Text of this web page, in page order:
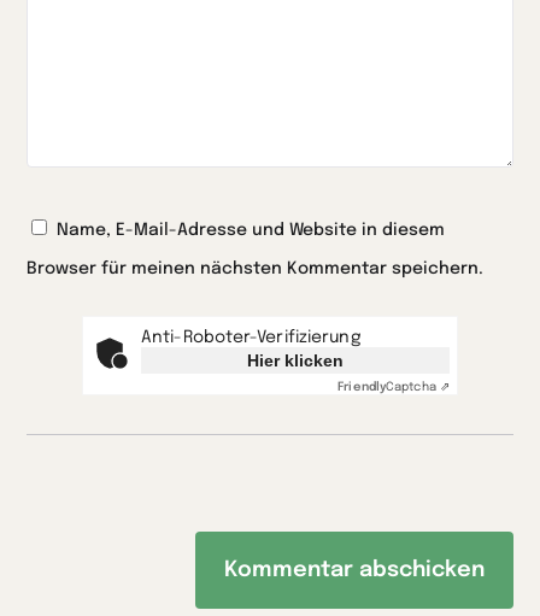
Name, E-Mail-Adresse und Website in diesem
Browser für meinen nächsten Kommentar speichern.
Anti-Roboter-Verifizierung
Hier klicken
FriendlyCaptcha ⇗